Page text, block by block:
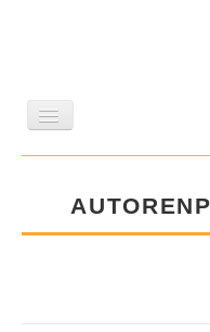
GESCHICHTE